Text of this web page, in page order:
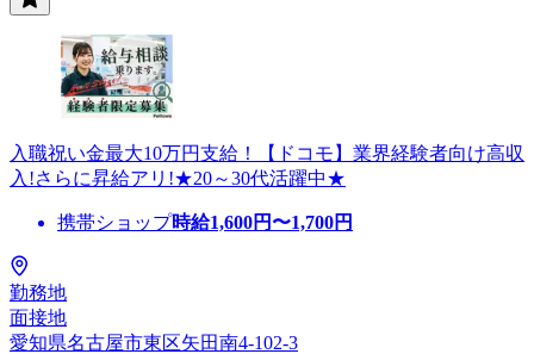
入職祝い金最大10万円支給！【ドコモ】業界経験者向け高収
入!さらに昇給アリ!★20～30代活躍中★
携帯ショップ時給1,600円〜1,700円
勤務地
面接地
愛知県名古屋市東区矢田南4-102-3